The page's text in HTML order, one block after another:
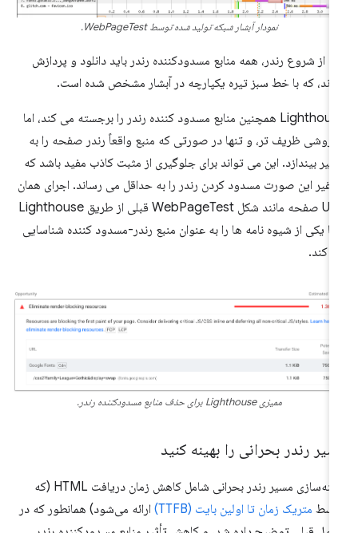
نمودار آبشار شبکه تولید شده توسط WebPageTest.
از شروع رندر، همه منابع مسدودکننده رندر باید دانلود و پردازش
که با خط سبز تیره یکپارچه در آبشار مشخص شده است.
Lighthouse همچنین منابع مسدود کننده رندر را برجسته می کند، اما
روشی ظریف تر، و تنها در صورتی که منبع واقعاً رندر صفحه را به
بیندازد. این می تواند برای جلوگیری از مثبت کاذب مفید باشد که
غیر این صورت مسدود کردن رندر را به حداقل می رساند. اجرای همان
URL صفحه مانند شکل WebPageTest قبلی از طریق Lighthouse
یکی از شیوه نامه ها را به عنوان منبع رندر-مسدود کننده شناسایی
ممیزی Lighthouse برای حذف منابع مسدودکننده رندر.
رندر بحرانی را بهینه کنید
بهینه‌سازی مسیر رندر بحرانی شامل کاهش زمان دریافت HTML (که
متریک زمان تا اولین بایت (TTFB)
ارائه می‌شود) همانطور که در